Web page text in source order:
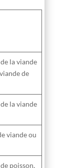
la viande
de
la viande
viande ou
poisson,